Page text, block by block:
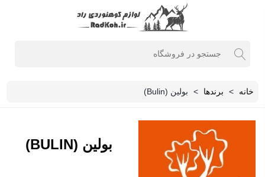
خانه > برندها > بولین (Bulin)
بولین (BULIN)